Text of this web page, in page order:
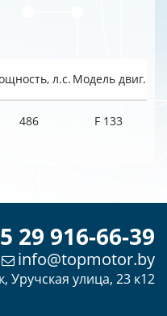
л.с. Модель двиг.
486 F 133
29 916-66-39
info@topmotor.by
Уручская улица, 23 к12